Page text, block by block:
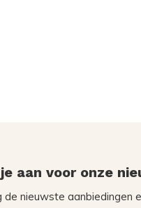
aan voor onze
de nieuwste aanbiedingen